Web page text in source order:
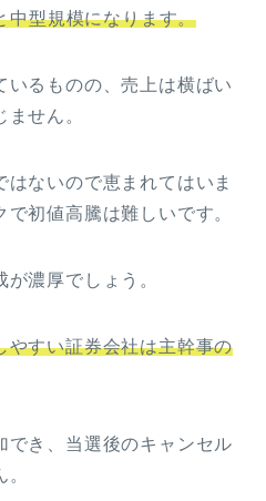
中型規模になります。
いるものの、売上は横ばい
せん。
ないので恵まれてはいま
初値高騰は難しいです。
濃厚でしょう。
やすい証券会社は主幹事の
でき、当選後のキャンセル